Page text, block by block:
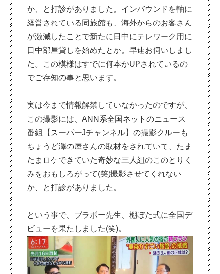
か、と打診がありました。インバウンドを軸に
経営されている同旅館も、海外からのお客さん
が激減したことで新たに日中にテレワーク用に
日中部屋貸しを始めたとか。早速お伺いしまし
た。この模様はすでに何本かUPされているの
でご存知の事と思います。
実は今まで情報解禁していなかったのですが、
この撮影には、ANN系全国ネットのニュース
番組【スーパーJチャンネル】の撮影クルーも
ちょうど澤の屋さんの取材をされていて、たま
たまロケできていた奇妙な三人組のこのとりく
みをおもしろがって(笑)撮影させてくれない
か、と打診がありました。
という事で、ブラボー先生、棚ぼた式に全国デ
ビューを果たしました(笑)。